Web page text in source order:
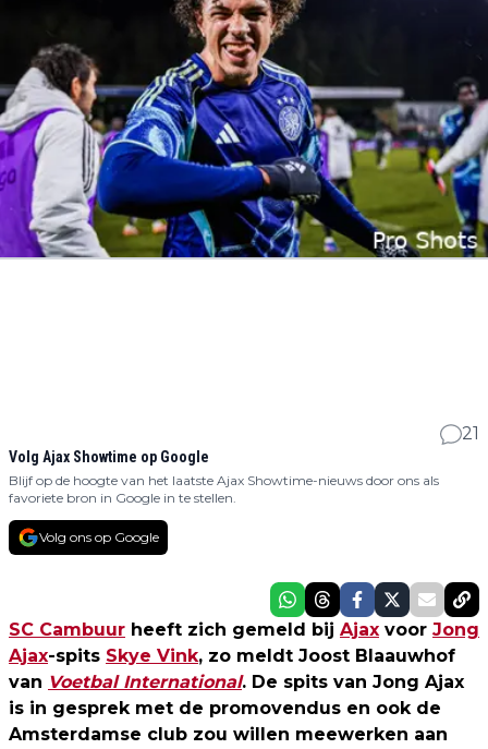
21
Volg Ajax Showtime op Google
Blijf op de hoogte van het laatste Ajax Showtime-nieuws door ons als
favoriete bron in Google in te stellen.
Volg ons op Google
SC Cambuur heeft zich gemeld bij Ajax voor Jong
Ajax-spits Skye Vink, zo meldt Joost Blaauwhof
van Voetbal International. De spits van Jong Ajax
is in gesprek met de promovendus en ook de
Amsterdamse club zou willen meewerken aan